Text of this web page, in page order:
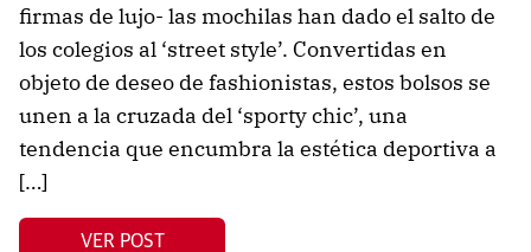
firmas de lujo- las mochilas han dado el salto de
los colegios al ‘street style’. Convertidas en
objeto de deseo de fashionistas, estos bolsos se
unen a la cruzada del ‘sporty chic’, una
tendencia que encumbra la estética deportiva a
[…]
VER POST